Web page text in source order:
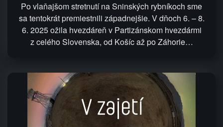
Po vlaňajšom stretnutí na Sninských rybníkoch sme
sa tentokrát premiestnili západnejšie. V dňoch 6. – 8.
6. 2025 ožila hvezdáreň v Partizánskom hvezdármi
z celého Slovenska, od Košíc až po Záhorie…